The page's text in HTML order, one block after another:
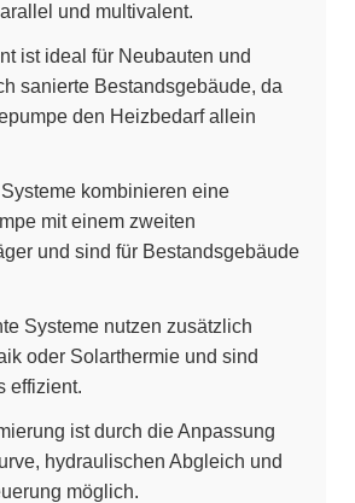
und multivalent.
ist ideal für Neubauten und
sanierte Bestandsgebäude, da
den Heizbedarf allein
kombinieren eine
mit einem zweiten
und sind für Bestandsgebäude
Systeme nutzen zusätzlich
oder Solarthermie und sind
effizient.
ist durch die Anpassung
hydraulischen Abgleich und
möglich.